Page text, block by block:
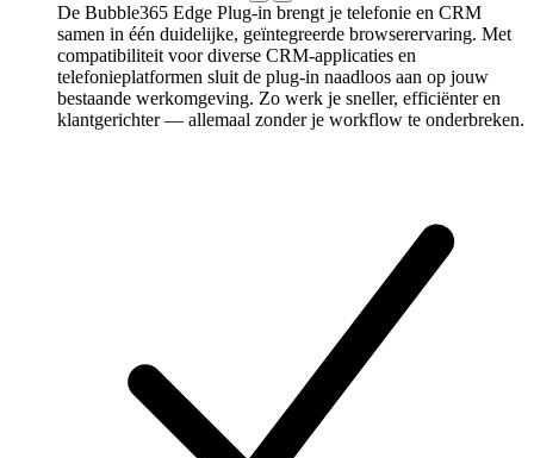
De Bubble365 Edge Plug-in brengt je telefonie en CRM
samen in één duidelijke, geïntegreerde browserervaring. Met
compatibiliteit voor diverse CRM-applicaties en
telefonieplatformen sluit de plug-in naadloos aan op jouw
bestaande werkomgeving. Zo werk je sneller, efficiënter en
klantgerichter — allemaal zonder je workflow te onderbreken.